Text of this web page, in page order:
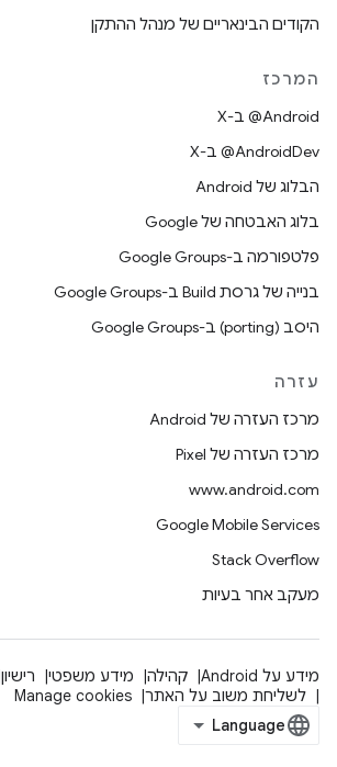
הקודים הבינאריים של מנהל ההתקן
המרכז
‫‎@Android ב-X
‫‎@AndroidDev ב-X
הבלוג של Android
בלוג האבטחה של Google
פלטפורמה ב-Google Groups
בנייה של גרסת Build ב-Google Groups
היסב (porting) ב-Google Groups
עזרה
מרכז העזרה של Android
מרכז העזרה של Pixel
www.android.com
Google Mobile Services
Stack Overflow
מעקב אחר בעיות
מידע על Android קהילה מידע משפטי רישיון
לשליחת משוב על האתר
Manage cookies